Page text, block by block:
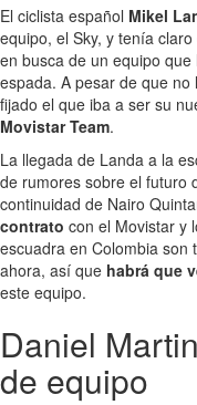
El ciclista español Mikel
equipo, el Sky, y tenía
en busca de un equipo que
espada. A pesar de que
fijado el que iba a ser su
Movistar Team.
La llegada de Landa a la
de rumores sobre el futuro
continuidad de Nairo
contrato con el Movistar y
escuadra en Colombia son
ahora, así que habrá que
este equipo.
Daniel
de equipo